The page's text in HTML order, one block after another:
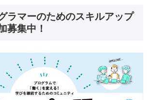
ラマーのためのスキルアップ
募集中！